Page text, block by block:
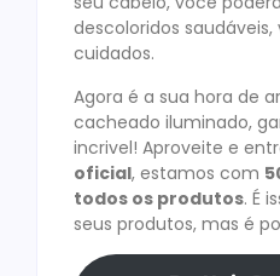
descoloridos
cuidados.
Agora é a sua hora de
cacheado iluminado,
incrivel! Aproveite e
oficial, estamos com
todos os produtos. É
seus produtos, mas é